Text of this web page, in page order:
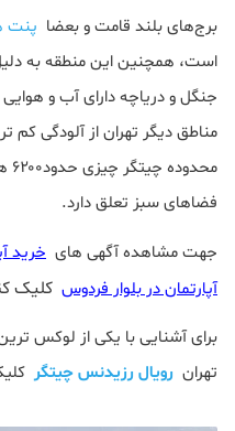
برج‌های بلند قامت و بعضا پنت
است، همچنین این منطقه به
جنگل و دریاچه دارای آب و
مناطق دیگر تهران از آلودگی
فضاهای سبز تعلق دارد.
جهت مشاهده آگهی های خرید
آپارتمان در بلوار فردوس کلیک
تهران رویال رزیدنس چیتگر